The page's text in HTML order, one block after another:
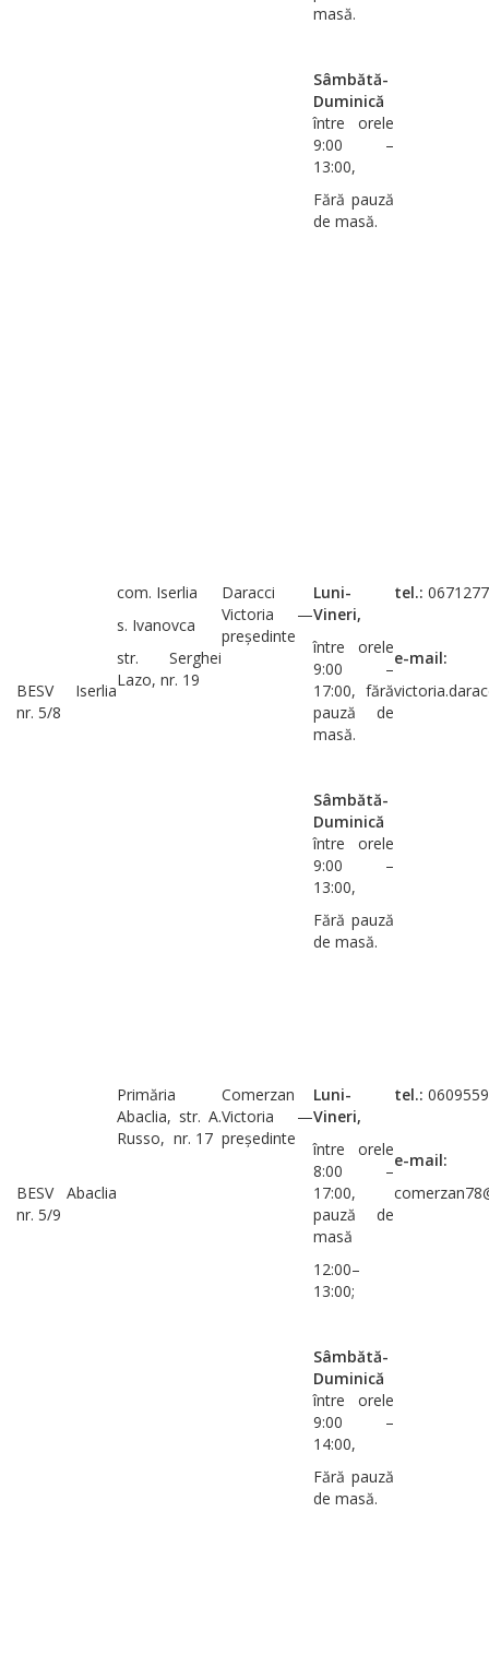
masă.
Sâmbătă-
Duminică
între orele
9:00 –
13:00,
Fără pauză
de masă.
BESV Iserlia
nr. 5/8
com. Iserlia
s. Ivanovca
str. Serghei
Lazo, nr. 19
Daracci
Victoria —
președinte
Luni-
Vineri,
între orele
9:00 –
17:00, fără
pauză de
masă.
Sâmbătă-
Duminică
între orele
9:00 –
13:00,
Fără pauză
de masă.
tel.:
e-mail:
BESV Abaclia
nr. 5/9
Primăria
Abaclia, str. A.
Russo, nr. 17
Comerzan
Victoria —
președinte
Luni-
Vineri,
între orele
8:00 –
17:00,
pauză de
masă
12:00–
13:00;
Sâmbătă-
Duminică
între orele
9:00 –
14:00,
Fără pauză
de masă.
tel.:
e-mail: